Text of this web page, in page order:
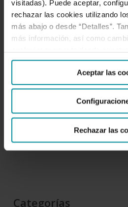
visitadas). Puede aceptar,
rechazar las cookies utilizando
más abajo o desde “Detalles”.
más información, así como
Aceptar las
Rechazar las
Gobierno corporativo
Código de conducta
Prevención del blanqueo de
del terrorismo
Código de buenas prácticas
Reglamento interno de conducta
Directiva MiFID
Categorías